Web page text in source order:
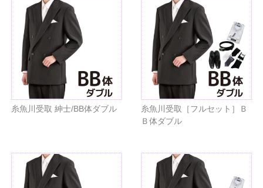
糸魚川受取 紳士/BB体ダブル
糸魚川受取［フルセット］Ｂ
Ｂ体ダブル